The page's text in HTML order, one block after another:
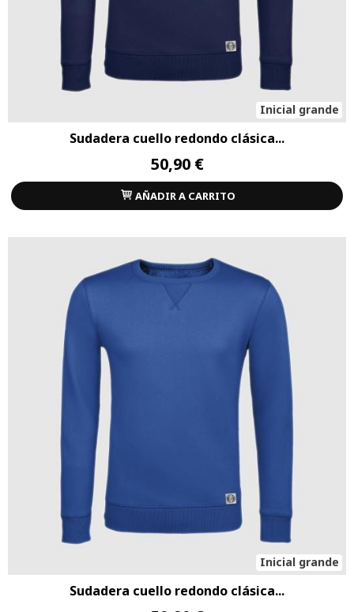
Inicial grande
Sudadera cuello redondo clásica...
50,90 €
AÑADIR A CARRITO
Inicial grande
Sudadera cuello redondo clásica...